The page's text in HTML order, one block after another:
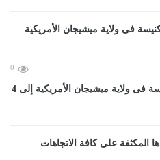
0
ارتفاع عدد قتلى إطلاق نار على كنيسة فى ولاية ميشيجان الأمريكية إلى 4